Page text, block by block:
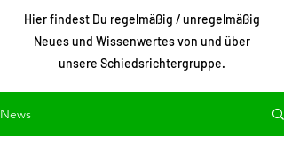
Hier findest Du regelmäßig / unregelmäßig
Neues und Wissenwertes von und über
unsere Schiedsrichtergruppe.
News